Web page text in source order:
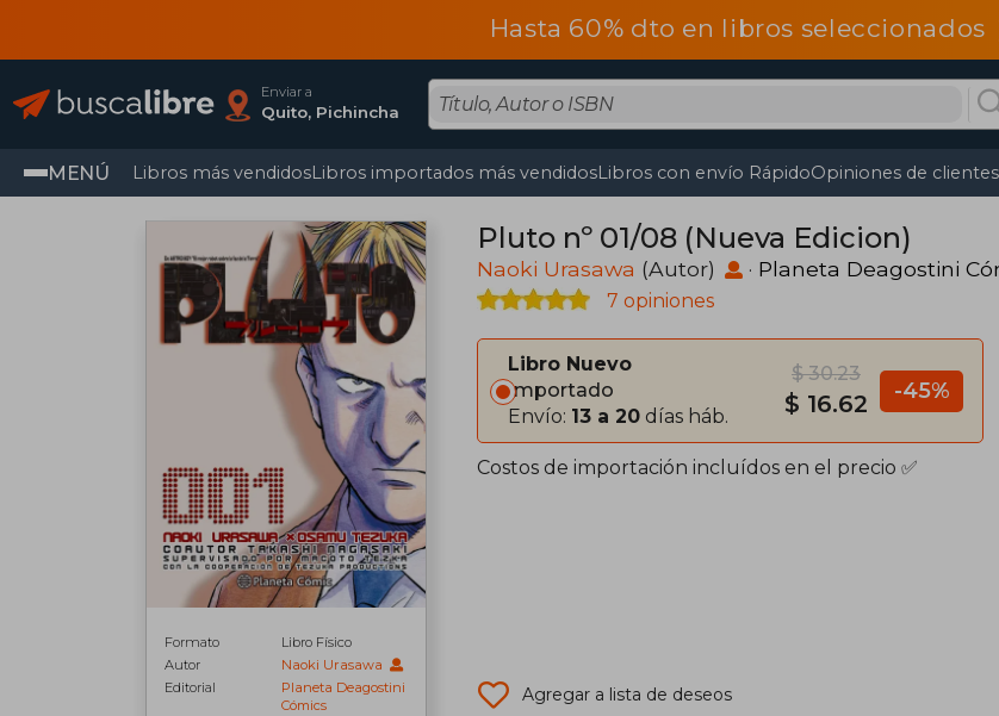
Hasta 60% dto en libros seleccionados
Enviar a
Quito, Pichincha
MENÚ Libros más vendidosLibros importados más vendidosLibros con envío RápidoOpiniones de clientes
Formato
Libro Físico
Autor
Naoki Urasawa
Editorial
Planeta Deagostini
Cómics
Pluto nº 01/08 (Nueva Edicion)
Naoki Urasawa (Autor) · Planeta Deagostini
7 opiniones
Libro Nuevo
Importado
Envío: 13 a 20 días háb.
$ 30.23
$ 16.62 -45%
Costos de importación incluídos en el precio ✅
Agregar a lista de deseos